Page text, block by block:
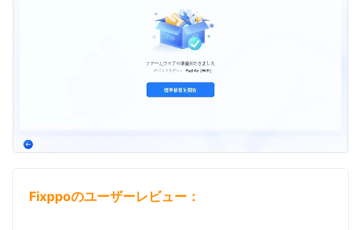
Fixppoのユーザーレビュー：